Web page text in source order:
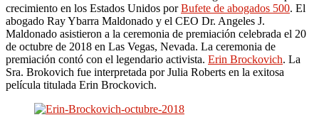
crecimiento en los Estados Unidos porBufete de abogados 500. El
abogado Ray Ybarra Maldonado y el CEO Dr. Angeles J.
Maldonado asistieron a la ceremonia de premiación celebrada el 20
de octubre de 2018 en Las Vegas, Nevada. La ceremonia de
premiación contó con el legendario activista. Erin Brockovich. La
Sra. Brokovich fue interpretada por Julia Roberts en la exitosa
película titulada Erin Brockovich.